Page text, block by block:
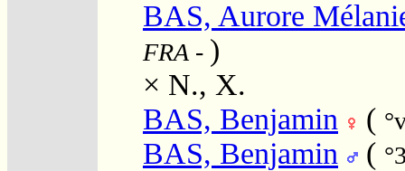
BAS, Aurore
FRA - )
× N., X.
BAS, Benjamin
(
BAS, Benjamin (